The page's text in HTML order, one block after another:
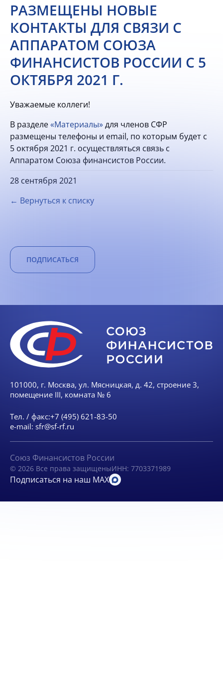
РАЗМЕЩЕНЫ НОВЫЕ
КОНТАКТЫ ДЛЯ СВЯЗИ С
АППАРАТОМ СОЮЗА
ФИНАНСИСТОВ РОССИИ С 5
ОКТЯБРЯ 2021 Г.
Уважаемые коллеги!
В разделе«Материалы»для членов СФР
размещены телефоны и email, по которым будет с
5 октября 2021 г. осуществляться связь с
Аппаратом Союза финансистов России.
28 сентября 2021
← Вернуться к списку
ПОДПИСАТЬСЯ
101000, г. Москва, ул. Мясницкая, д. 42, строение 3,
помещение III, комната № 6
Тел. / факс:+7 (495) 621-83-50
e-mail: sfr@sf-rf.ru
Союз Финансистов России
© 2026 Все права защищеныИНН: 7703371989
Подписаться на наш MAX